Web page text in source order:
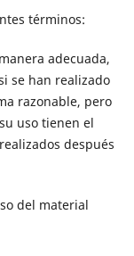
términos:
adecuada,
se han realizado
razonable, pero
uso tienen el
después
del material